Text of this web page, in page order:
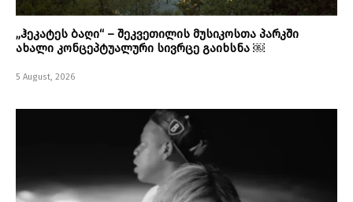
„ჰეკატეს ბაღი“ – შეკვეთილის მუსიკოსთა პარკში
ახალი კონცეპტუალური სივრცე გაიხსნა ￼
5 August, 2026